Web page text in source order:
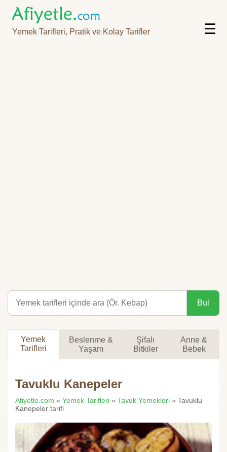
Yemek Tarifleri, Pratik ve Kolay Tarifler ☰
Bul
Yemek
Tarifleri
Beslenme &
Yaşam
Şifalı
Bitkiler
Anne &
Bebek
Tavuklu Kanepeler
Afiyetle.com » Yemek Tarifleri » Tavuk Yemekleri » Tavuklu
Kanepeler tarifi